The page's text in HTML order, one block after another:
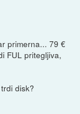
primerna... 79 €
FUL pritegljiva,
disk?